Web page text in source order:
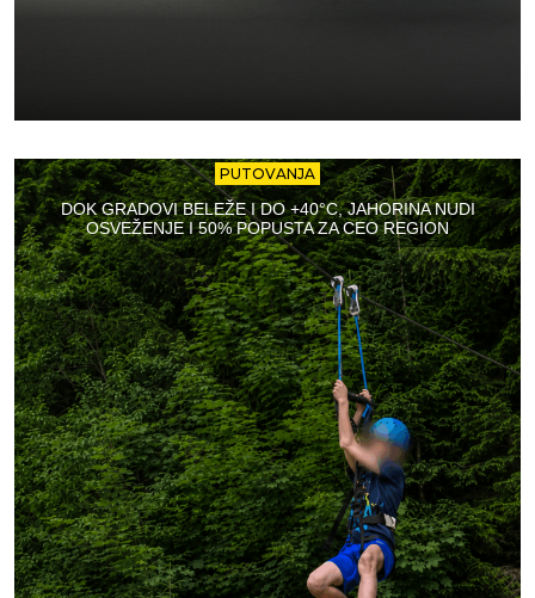
PUTOVANJA
DOK GRADOVI BELEŽE I DO +40°C, JAHORINA NUDI
OSVEŽENJE I 50% POPUSTA ZA CEO REGION